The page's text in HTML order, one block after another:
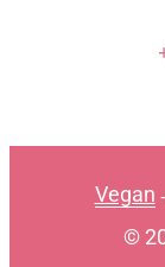
Vegan -
©